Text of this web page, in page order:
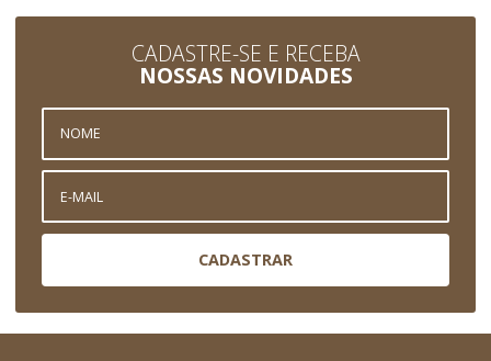
CADASTRE-SE E RECEBA
NOSSAS NOVIDADES
CADASTRAR